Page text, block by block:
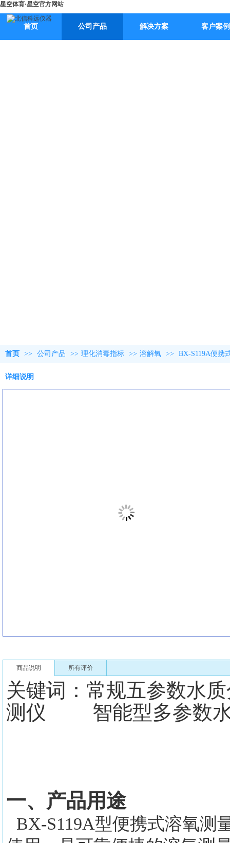
星空体育·星空官方网站
首页 公司产品 解决方案 客户案例
首页 >> 公司产品 >> 理化消毒指标 >> 溶解氧 >> BX-S119A便携
详细说明
商品说明 所有评价
关键词：常规五参数
测仪 智能型多参数水
一、产品用途
BX-S119A型便携式溶氧测